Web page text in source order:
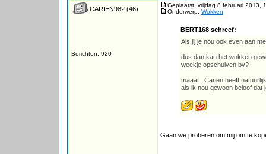
CARIEN982 (46)
Berichten: 920
Geplaatst: vrijdag 8 februari 2013,
Onderwerp: Wokken
BERT168 schreef:
Als jij je nou ook even aan
dus dan kan het wokken
weekje opschuiven bv?
maaar...Carien heeft
als ik nou gewoon beloof dat
Gaan we proberen om mij om te